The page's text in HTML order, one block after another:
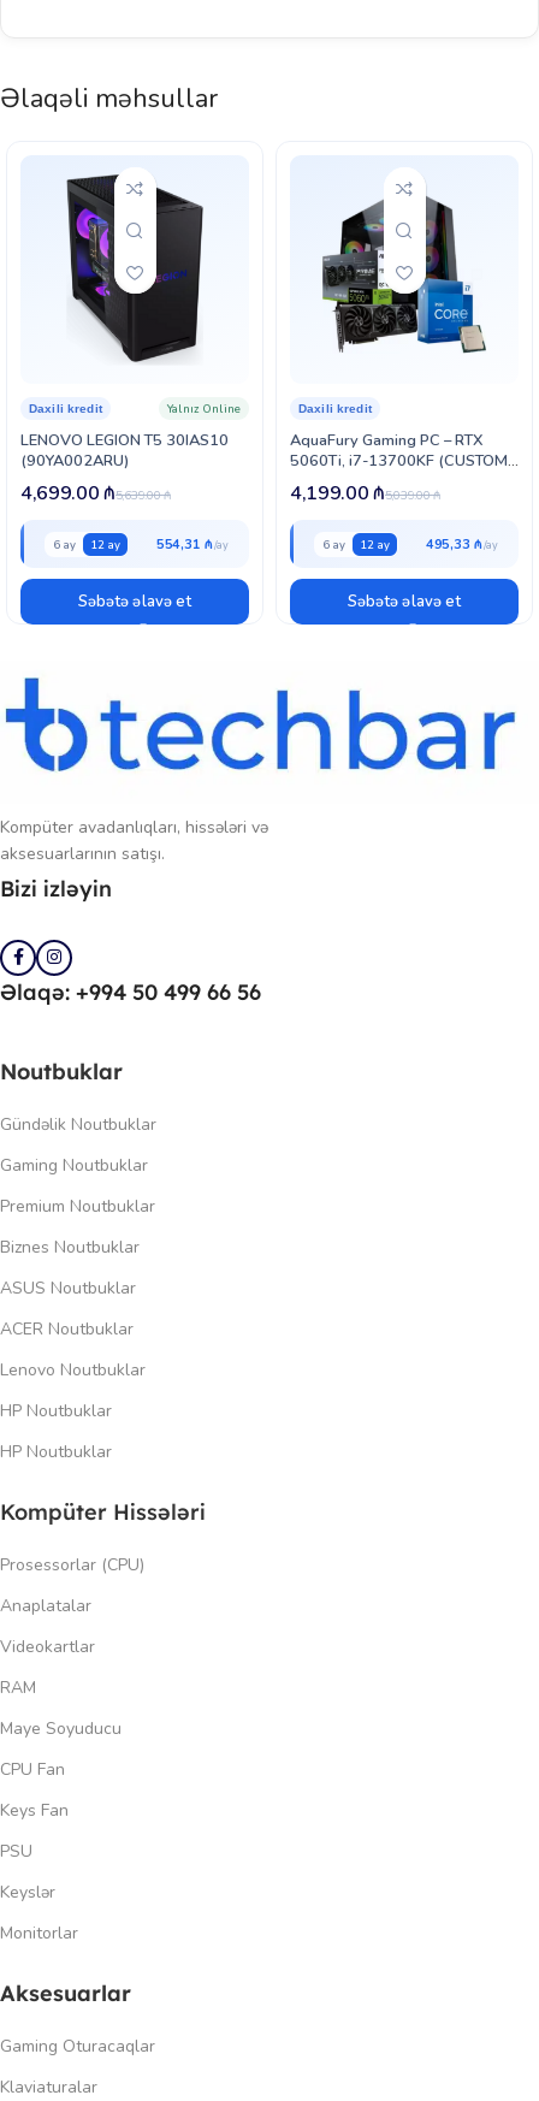
1080p-də AAA oyunlar yüksək ayarlarda orta hesabla ~107 FPS
verir. CS2, Valorant kimi e-idman oyunlarında 230+ FPS ilə rəqabətli
32 GB RAM: multitasking əla
Göstərilən dəyərlər müstəqil benchmark nəticələrinin ortalamasına əsaslanan təxmini
aralıqlardır (yüksək ayarlar, DLSS/FSR olmadan). Real nəticə sistem konfiqurasiyası,
sürücü versiyası və oyunun özündən asılı olaraq dəyişə bilər.
Əlaqəli məhsullar
LENOVO LEGION T5 30IAS10
(90YA002ARU)
Daxili kredit Yalnız Online
5,639.00₼
4,699.00₼
6 ay 12 ay 554,31 ₼
Səbətə əlavə et
AquaFury Gaming PC – RTX
5060Ti, i7-13700KF (CUSTOM-
PC-062)
Daxili kredit
5,039.00₼
4,199.00₼
6 ay 12 ay 495,33 ₼
Səbətə əlavə et
Kompüter avadanlıqları, hissələri və
aksesuarlarının satışı.
Bizi izləyin
Əlaqə: +994 50 499 66 56
Noutbuklar
Gündəlik Noutbuklar
Gaming Noutbuklar
Premium Noutbuklar
Biznes Noutbuklar
ASUS Noutbuklar
ACER Noutbuklar
Lenovo Noutbuklar
HP Noutbuklar
HP Noutbuklar
Kompüter Hissələri
Prosessorlar (CPU)
Anaplatalar
Videokartlar
RAM
Maye Soyuducu
CPU Fan
Keys Fan
PSU
Keyslər
Monitorlar
Aksesuarlar
Gaming Oturacaqlar
Klaviaturalar